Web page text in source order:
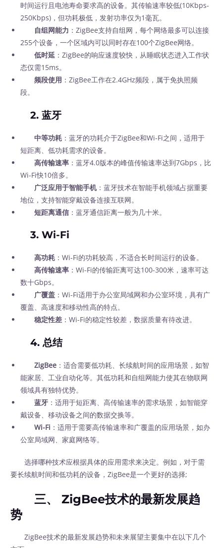
时间运行且电池寿命要求高的设备。其传输速率较低(10Kbps-
250Kbps)，但功耗极低，发射功率仅为1毫瓦。
自组网能力 ：ZigBee支持自组网，每个网络最多可以连接
255个设备，一个区域内可以同时存在100个ZigBee网络。
低时延 ：ZigBee的响应速度较快，从睡眠状态进入工作状
态仅需15ms。
频段使用 ：ZigBee工作在2.4GHz频段，属于免执照频
段。
2. 蓝牙
中等功耗 ：蓝牙的功耗介于ZigBee和Wi-Fi之间，适用于
短距离、低功耗需求的设备。
高传输速率 ：蓝牙4.0版本的峰值传输速率达到7Gbps，比
Wi-Fi快10倍多。
广泛应用于智能手机：蓝牙技术在智能手机领域占据重要
地位，支持智能穿戴设备连接互联网。
短距离通信 ：蓝牙通信距离一般为几十米。
3. Wi-Fi
高功耗 ：Wi-Fi的功耗较高，不适合长时间运行的设备。
高传输速率 ：Wi-Fi的传输距离可达100-300米，速率可达
数十Gbps。
广覆盖 ：Wi-Fi适用于办公室局域网和办公室环境，具有广
覆盖、高速度和移动性高的特点。
稳定性差 ：Wi-Fi的稳定性较差，数据质量有待改进。
4. 总结
ZigBee ：适合需要低功耗、长续航时间的应用场景，如智
能家居、工业自动化等。其低功耗和自组网能力使其在物联网
领域具有独特优势。
蓝牙 ：适用于短距离、高传输速率的需求场景，如智能穿
戴设备、移动设备之间的数据交换等。
Wi-Fi ：适用于需要高传输速率和广覆盖的应用场景，如办
公室局域网、家庭网络等。
选择哪种技术应根据具体的应用需求来决定。例如，对于需
要长续航时间和低功耗的设备，ZigBee是一个更好的选择;
三、 ZigBee技术的最新发展趋
势
ZigBee技术的最新发展趋势和未来展望主要集中在以下几个